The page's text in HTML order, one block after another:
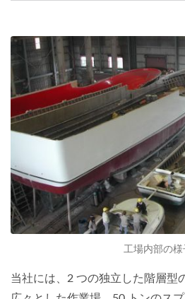
工場内部の様
当社には、2 つの独立した階層型